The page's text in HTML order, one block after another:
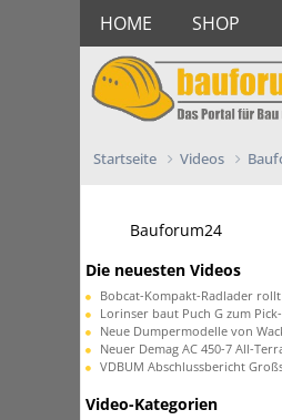
HOME SHOP
Startseite Videos
Bauforum24
Die neuesten Videos
Bobcat-Kompakt-Radlader rollt vom
Lorinser baut Puch G zum Pick-up
Neue Dumpermodelle von Wacker
Neuer Demag AC 450-7 All-Terrain-
VDBUM Abschlussbericht
Video-Kategorien